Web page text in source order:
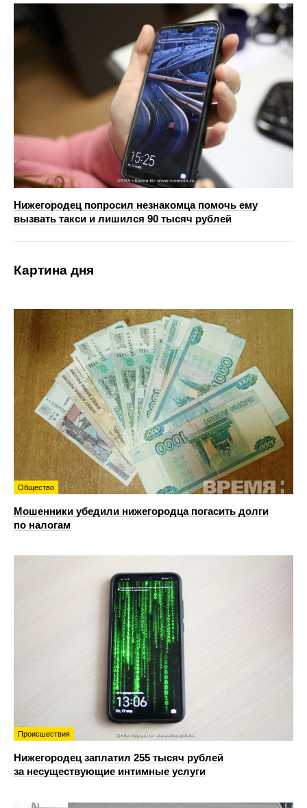
Нижегородец попросил незнакомца помочь ему
вызвать такси и лишился 90 тысяч рублей
Картина дня
Общество
Мошенники убедили нижегородца погасить долги
по налогам
Происшествия
Нижегородец заплатил 255 тысяч рублей
за несуществующие интимные услуги